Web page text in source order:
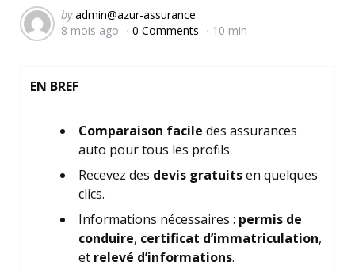
Posted
by
by admin@azur-assurance
8 mois ago
0 Comments 10 min
EN BREF
Comparaison facile des assurances
auto pour tous les profils.
Recevez des devis gratuitsen quelques
clics.
Informations nécessaires : permis de
conduire, certificat d’immatriculation,
et relevé d’informations.